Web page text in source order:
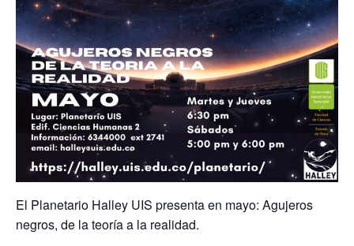
El Planetario Halley UIS presenta en mayo: Agujeros
negros, de la teoría a la realidad.